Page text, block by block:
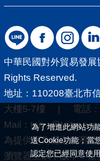
為了增進此網站功
送Cookie功能；當
認定您已經同意使
中華民國對外貿易發展
Rights Reserved.
地址：110208臺北市
大樓5-7樓 | 電話
Mail：
為提供更為穩定的瀏
瀏覽器至以下版本：